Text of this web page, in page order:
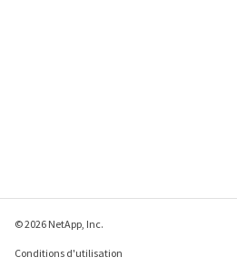
© 2026 NetApp, Inc.
Conditions d'utilisation